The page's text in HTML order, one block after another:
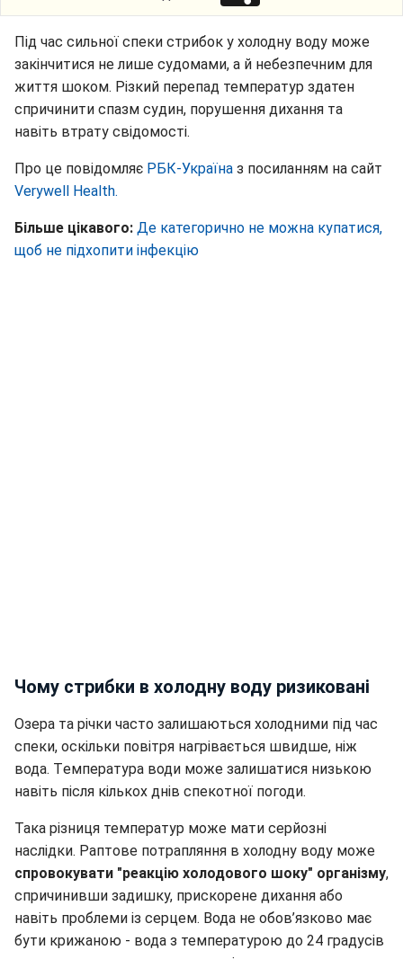
Під час сильної спеки стрибок у холодну воду може
закінчитися не лише судомами, а й небезпечним для
життя шоком. Різкий перепад температур здатен
спричинити спазм судин, порушення дихання та
навіть втрату свідомості.
Про це повідомляє РБК-Україна з посиланням на сайт
Verywell Нealth.
Більше цікавого: Де категорично не можна купатися,
щоб не підхопити інфекцію
Чому стрибки в холодну воду ризиковані
Озера та річки часто залишаються холодними під час
спеки, оскільки повітря нагрівається швидше, ніж
вода. Температура води може залишатися низькою
навіть після кількох днів спекотної погоди.
Така різниця температур може мати серйозні
наслідки. Раптове потрапляння в холодну воду може
спровокувати "реакцію холодового шоку" організму,
спричинивши задишку, прискорене дихання або
навіть проблеми із серцем. Вода не обов’язково має
бути крижаною - вода з температурою до 24 градусів